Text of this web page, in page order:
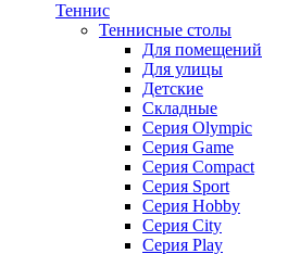
Теннис
Теннисные столы
Для помещений
Для улицы
Детские
Складные
Серия Olympic
Серия Game
Серия Compact
Серия Sport
Серия Hobby
Серия City
Серия Play